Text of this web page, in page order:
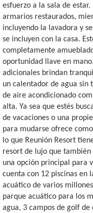
esfuerzo a la sala de
armarios restaurados,
incluyendo la lavadora y
se incluyen con la casa.
completamente
oportunidad llave en
adicionales brindan
un calentador de agua sin
de aire acondicionado
alta. Ya sea que estés
de vacaciones o una
para mudarse ofrece
lo que Reunión Resort
resort de lujo que
una opción principal para
cuenta con 12 piscinas en
acuático de varios
parque acuático para los
agua, 3 campos de golf